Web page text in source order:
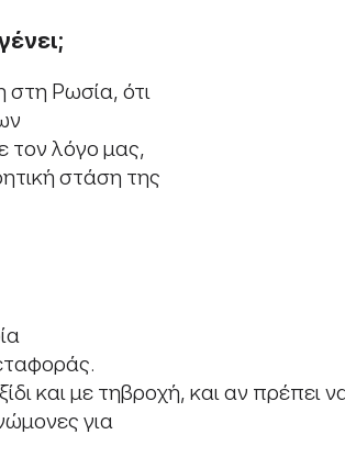
Ρωσία, ότι
τον λόγο μας,
στάση της
και με τηβροχή, και αν πρέπει
για